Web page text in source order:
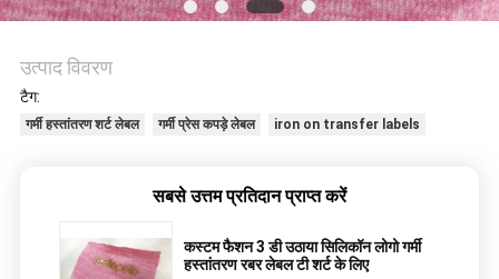
नीति
उत्पाद विवरण
टैग:
गर्मी हस्तांतरण शर्ट लेबल गर्मी प्रेस कपड़े लेबल iron on transfer labels
सबसे उत्तम प्रतिदान प्राप्त करें
कस्टम फैशन 3 डी उठाया सिलिकॉन लोगो गर्मी
हस्तांतरण रबर लेबल टी शर्ट के लिए